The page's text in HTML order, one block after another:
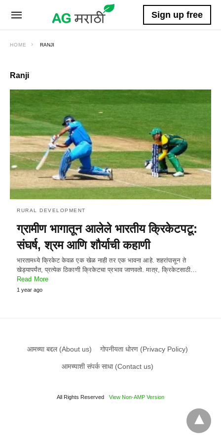
Sign up free
HOME RANJI
Ranji
RURAL DEVELOPMENT
ग्रामीण भागातून आलेले भारतीय क्रिकेटपटू:
संघर्ष, श्रम आणि शौर्याची कहाणी
भारतामध्ये क्रिकेट केवळ एक खेळ नाही तर एक भावना आहे. शहरांपासून ते
खेड्यापर्यंत, प्रत्येक ठिकाणी क्रिकेटचा प्रभाव जाणवतो. मात्र, क्रिकेटसाठी…
Read More
1 year ago
आमच्या बद्दल (About us) गोपनीयता धोरण (Privacy Policy)
आमच्याशी संपर्क साधा (Contact us)
All Rights Reserved View Non-AMP Version